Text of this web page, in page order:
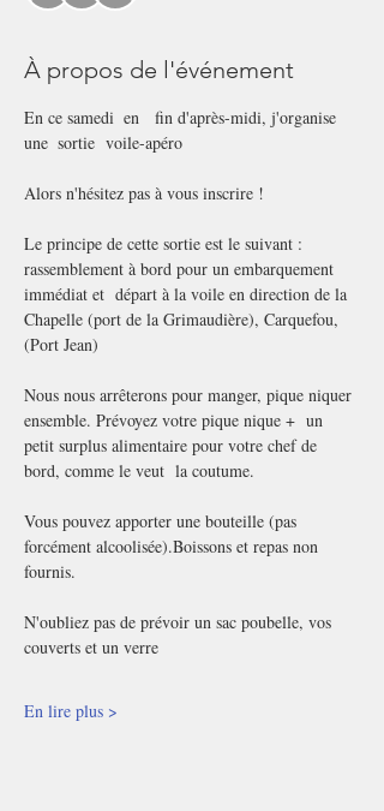
À propos de l'événement
En ce samedi  en   fin d'après-midi, j'organise
une  sortie  voile-apéro
Alors n'hésitez pas à vous inscrire !
Le principe de cette sortie est le suivant :
rassemblement à bord pour un embarquement
immédiat et  départ à la voile en direction de la
Chapelle (port de la Grimaudière), Carquefou,
(Port Jean)
Nous nous arrêterons pour manger, pique niquer
ensemble. Prévoyez votre pique nique +  un
petit surplus alimentaire pour votre chef de
bord, comme le veut  la coutume.
Vous pouvez apporter une bouteille (pas
forcément alcoolisée).Boissons et repas non
fournis.
N'oubliez pas de prévoir un sac poubelle, vos
couverts et un verre
En lire plus >